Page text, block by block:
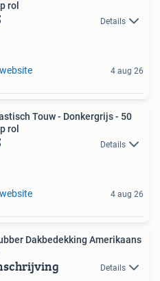
rol
Details
4 aug 26
Touw - Donkergrijs - 50
rol
Details
4 aug 26
Dakbedekking Amerikaans
Details